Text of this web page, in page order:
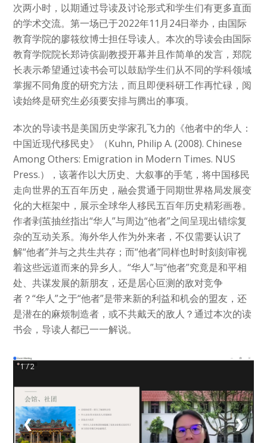
次两小时，以期通过导读及讨论形式和学生们有更多直面
的学术交流。第一场已于2022年11月24日举办，由国际
教育学院的廖筱纹博士担任导读人。本次的导读会由国际
教育学院院长郑诗傧副教授开幕并且作简单的发言，郑院
长表示希望通过读书会可以鼓励学生们从不同的学科领域
掌握不同角度的研究方法，而且即便科研工作再忙碌，阅
读始终是研究生必须要安排与腾出的事项。
本次的导读书是美国历史学家孔飞力的《他者中的华人：
中国近现代移民史》（Kuhn, Philip A. (2008). Chinese
Among Others: Emigration in Modern Times. NUS
Press.），该著作以大历史、大叙事的手笔，将中国移民
走向世界的五百年历史，融会贯通于同期世界格局发展变
化的大框架中，展示全球华人移民五百年历史精彩画卷。
作者剥茧抽丝指出“华人”与周边“他者”之间呈现出错综复
杂的互动关系。海外华人作为外来者，不仅需要认识了
解“他者”并与之共生共存；而“他者”同样也时时刻刻审视
着这些远道而来的异乡人。“华人”与“他者”究竟是和平相
处、共谋发展的新朋友，还是居心叵测的敌对竞争
者？“华人”之于“他者”是带来新的利益和机会的盟友，还
是潜在的麻烦制造者，或不共戴天的敌人？通过本次的读
书会，导读人都已一一解说。
1 / 2
❮ ❯